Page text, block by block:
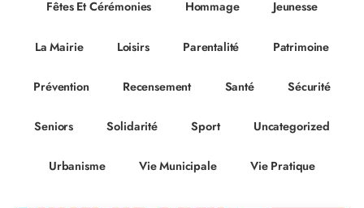
Fêtes Et Cérémonies Hommage Jeunesse
La Mairie Loisirs Parentalité Patrimoine
Prévention Recensement Santé Sécurité
Seniors Solidarité Sport Uncategorized
Urbanisme Vie Municipale Vie Pratique